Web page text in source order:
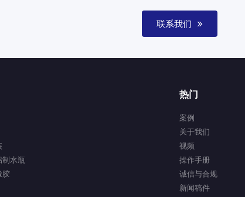
联系我们
制水瓶
胶
热门
案例
关于我们
视频
操作手册
诚信与合规
新闻稿件